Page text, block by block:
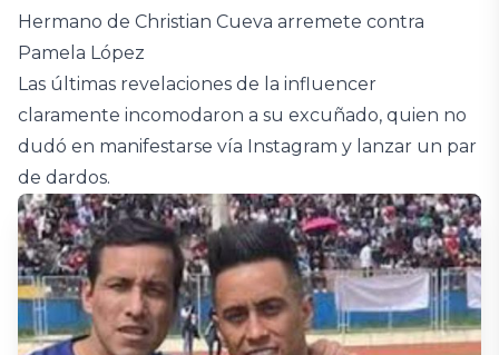
Hermano de Christian Cueva arremete contra
Pamela López
Las últimas revelaciones de la influencer
claramente incomodaron a su excuñado, quien no
dudó en manifestarse vía Instagram y lanzar un par
de dardos.